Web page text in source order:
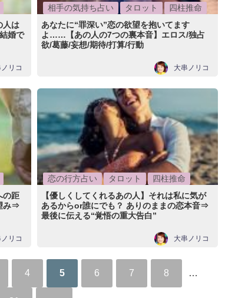
人は
婚で
リコ
相手の気持ち占い タロット
四柱推命
あなたに“罪深い”恋の欲望を抱いてます
よ……【あの人の7つの裏本音】エロス/独占
欲/葛藤/妄想/期待/打算/行動
大串ノリコ
の距
み⇒
リコ
恋の行方占い タロット
四柱推命
【優しくしてくれるあの人】それは私に気が
あるからor誰にでも？ ありのままの恋本音⇒
最後に伝える“覚悟の重大告白”
大串ノリコ
4 5 6 7 8 …